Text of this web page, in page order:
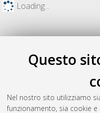
Questo
Nel nostro sito utilizziamo
funzionamento, sia cookie
Loading...